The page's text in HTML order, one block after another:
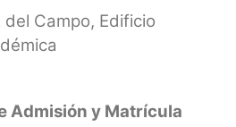
Campo, Edificio
Admisión y Matrícula